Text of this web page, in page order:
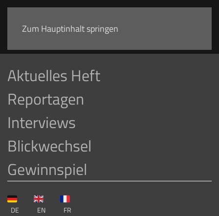
Zum Hauptinhalt springen
Aktuelles Heft
Reportagen
Interviews
Blickwechsel
Gewinnspiel
DE EN FR